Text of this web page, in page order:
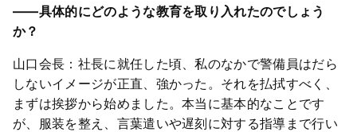
――具体的にどのような教育を取り入れたのでしょう
か？
山口会長：社長に就任した頃、私のなかで警備員はだら
しないイメージが正直、強かった。それを払拭すべく、
まずは挨拶から始めました。本当に基本的なことです
が、服装を整え、言葉遣いや遅刻に対する指導まで行い